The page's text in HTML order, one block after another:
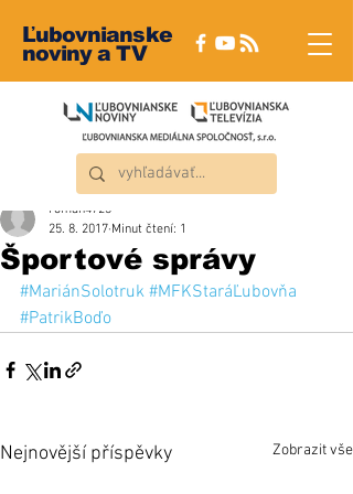
Ľubovnianske
noviny a TV
Športové správy
roman4723
25. 8. 2017 Minut čtení: 1
#MariánSolotruk #MFKStaráĽubovňa
#PatrikBoďo
Nejnovější příspěvky Zobrazit vše